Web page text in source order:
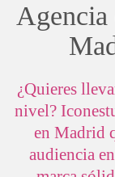
Agencia
¿Quieres
nivel?
en Madrid
audiencia